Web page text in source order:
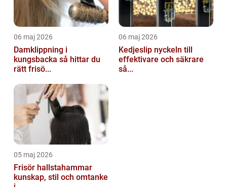
06 maj 2026
Damklippning i
kungsbacka så hittar du
rätt frisö...
06 maj 2026
Kedjeslip nyckeln till
effektivare och säkrare
så...
05 maj 2026
Frisör hallstahammar
kunskap, stil och omtanke